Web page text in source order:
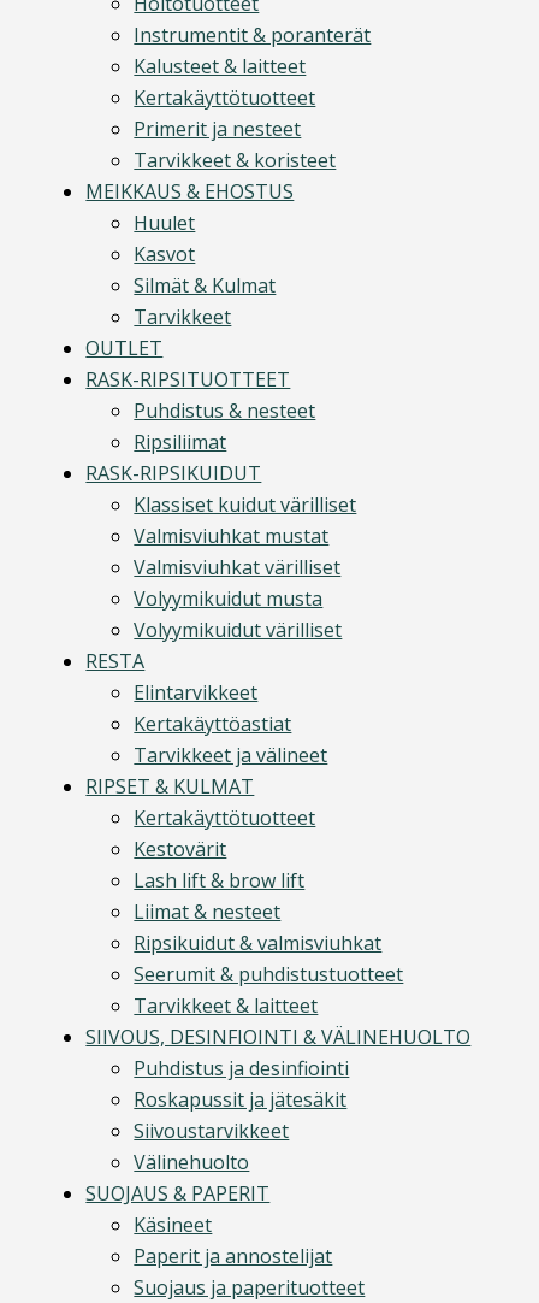
Instrumentit & poranterät
Kalusteet & laitteet
Kertakäyttötuotteet
Primerit ja nesteet
Tarvikkeet & koristeet
MEIKKAUS & EHOSTUS
Huulet
Kasvot
Silmät & Kulmat
Tarvikkeet
OUTLET
RASK-RIPSITUOTTEET
Puhdistus & nesteet
Ripsiliimat
RASK-RIPSIKUIDUT
Klassiset kuidut värilliset
Valmisviuhkat mustat
Valmisviuhkat värilliset
Volyymikuidut musta
Volyymikuidut värilliset
RESTA
Elintarvikkeet
Kertakäyttöastiat
Tarvikkeet ja välineet
RIPSET & KULMAT
Kertakäyttötuotteet
Kestovärit
Lash lift & brow lift
Liimat & nesteet
Ripsikuidut & valmisviuhkat
Seerumit & puhdistustuotteet
Tarvikkeet & laitteet
SIIVOUS, DESINFIOINTI & VÄLINEHUOLTO
Puhdistus ja desinfiointi
Roskapussit ja jätesäkit
Siivoustarvikkeet
Välinehuolto
SUOJAUS & PAPERIT
Käsineet
Paperit ja annostelijat
Suojaus ja paperituotteet